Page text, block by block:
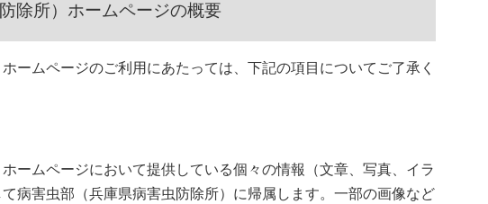
除所）ホームページの概要
ームページのご利用にあたっては、下記の項目についてご了承く
ームページにおいて提供している個々の情報（文章、写真、イラ
病害虫部（兵庫県病害虫防除所）に帰属します。一部の画像など